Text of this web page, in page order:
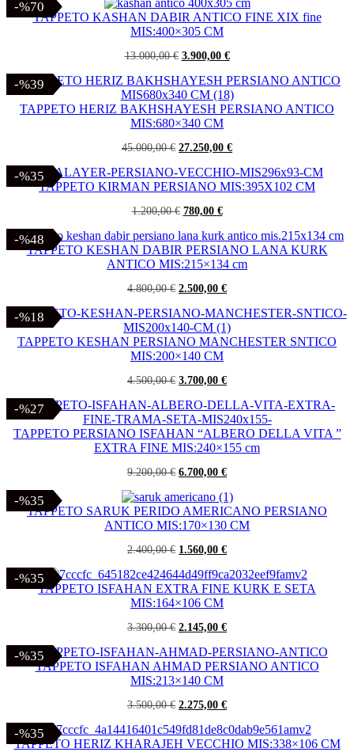
-%70
-%70
TAPPETO KASHAN DABIR ANTICO FINE XIX fine
MIS:400×305 CM
13.000,00€ Il
originale
era:
13.000,00 €.
3.900,00 €Il
attuale
è:
3.900,00 €.
-%39
-%39
TAPPETO HERIZ BAKHSHAYESH PERSIANO ANTICO
MIS:680×340 CM
45.000,00€ Il
originale
era:
27.250,00 €Il
attuale
è:
-%35
-%35
TAPPETO KIRMAN PERSIANO MIS:395X102 CM
1.200,00€ Il
originale
era:
1.200,00 €.
780,00 €Il
attuale
è:
780,00 €.
-%48
-%48
TAPPETO KESHAN DABIR PERSIANO LANA KURK
ANTICO MIS:215×134 cm
4.800,00€ Il
originale
era:
4.800,00 €.
2.500,00 €Il
attuale
è:
2.500,00 €.
-%18
-%18
TAPPETO KESHAN PERSIANO MANCHESTER SNTICO
MIS:200×140 CM
4.500,00€ Il
originale
era:
4.500,00 €.
3.700,00 €Il
attuale
è:
3.700,00 €.
-%27
-%27
TAPPETO PERSIANO ISFAHAN “ALBERO DELLA VITA ”
EXTRA FINE MIS:240×155 cm
9.200,00€ Il
originale
era:
9.200,00 €.
6.700,00 €Il
attuale
è:
6.700,00 €.
-%35
-%35
TAPPETO SARUK PERIDO AMERICANO PERSIANO
ANTICO MIS:170×130 CM
2.400,00€ Il
originale
era:
2.400,00 €.
1.560,00 €Il
attuale
è:
-%35
-%35
TAPPETO ISFAHAN EXTRA FINE KURK E SETA
MIS:164×106 CM
3.300,00€ Il
originale
era:
3.300,00 €.
2.145,00 €Il
attuale
è:
-%35
-%35
TAPPETO ISFAHAN AHMAD PERSIANO ANTICO
MIS:213×140 CM
3.500,00€ Il
originale
era:
2.275,00 €Il
attuale
è:
-%35
-%35
TAPPETO HERIZ KHARAJEH VECCHIO MIS:338×106 CM